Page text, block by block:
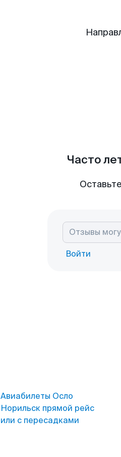
Часто
Войти
Авиабилеты Осло
Норильск прямой рейс
или с пересадками